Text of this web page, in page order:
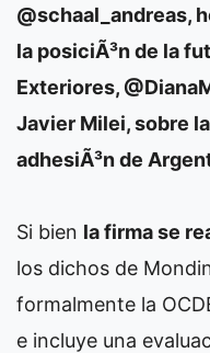
@schaal_andreas,
la posiciÃ³n de la
Exteriores,
Javier Milei, sobre
adhesiÃ³n de
Si bien la firma se
los dichos de
formalmente la
e incluye una